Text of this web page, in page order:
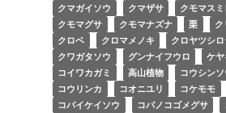
クマガイソウ
クマザサ クモマスミ
クモマグサ
クモマナズナ 栗 ク
クロベ
クロマメノキ クロヤツシ
クワガタソウ
グンナイフウロ ケヤ
コイワカガミ
高山植物 コウシンソ
コウリンカ
コオニユリ コケモモ
コバイケイソウ
コバノコゴメグサ